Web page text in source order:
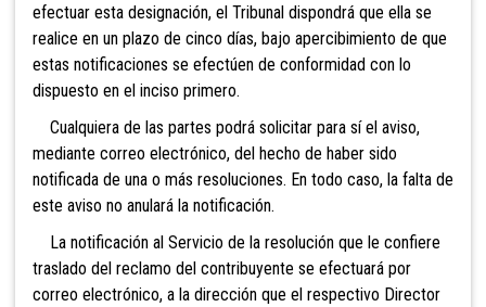
efectuar esta designación, el Tribunal dispondrá que ella se
realice en un plazo de cinco días, bajo apercibimiento de que
estas notificaciones se efectúen de conformidad con lo
dispuesto en el inciso primero.
Cualquiera de las partes podrá solicitar para sí el aviso,
mediante correo electrónico, del hecho de haber sido
notificada de una o más resoluciones. En todo caso, la falta de
este aviso no anulará la notificación.
La notificación al Servicio de la resolución que le confiere
traslado del reclamo del contribuyente se efectuará por
correo electrónico, a la dirección que el respectivo Director